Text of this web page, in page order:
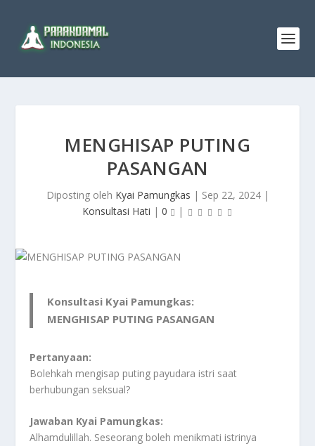
MENGHISAP PUTING
PASANGAN
Diposting oleh Kyai Pamungkas | Sep 22, 2024|
Konsultasi Hati | 0 |
Konsultasi Kyai Pamungkas:
MENGHISAP PUTING PASANGAN
Pertanyaan:
Bolehkah mengisap puting payudara istri saat
berhubungan seksual?
Jawaban Kyai Pamungkas:
Alhamdulillah. Seseorang boleh menikmati istrinya